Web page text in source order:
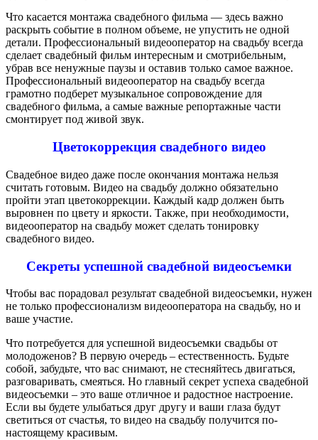
Что касается монтажа свадебного фильма — здесь важно
раскрыть событие в полном объеме, не упустить не одной
детали. Профессиональный видеооператор на свадьбу всегда
сделает свадебный фильм интересным и смотрибельным,
убрав все ненужные паузы и оставив только самое важное.
Профессиональный видеооператор на свадьбу всегда
грамотно подберет музыкальное сопровождение для
свадебного фильма, а самые важные репортажные части
смонтирует под живой звук.
Цветокоррекция свадебного видео
Свадебное видео даже после окончания монтажа нельзя
считать готовым. Видео на свадьбу должно обязательно
пройти этап цветокоррекции. Каждый кадр должен быть
выровнен по цвету и яркости. Также, при необходимости,
видеооператор на свадьбу может сделать тонировку
свадебного видео.
Секреты успешной свадебной видеосъемки
Чтобы вас порадовал результат свадебной видеосъемки, нужен
не только профессионализм видеооператора на свадьбу, но и
ваше участие.
Что потребуется для успешной видеосъемки свадьбы от
молодоженов? В первую очередь – естественность. Будьте
собой, забудьте, что вас снимают, не стесняйтесь двигаться,
разговаривать, смеяться. Но главный секрет успеха свадебной
видеосъемки – это ваше отличное и радостное настроение.
Если вы будете улыбаться друг другу и ваши глаза будут
светиться от счастья, то видео на свадьбу получится по-
настоящему красивым.